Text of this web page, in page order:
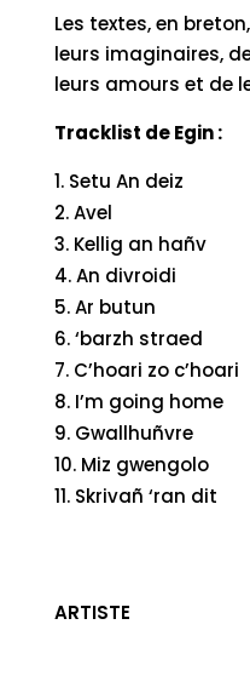
Les textes, en
leurs imaginaires,
leurs amours et de
Tracklist de Egin :
Setu An deiz
Avel
Kellig an hañv
An divroidi
Ar butun
‘barzh straed
C’hoari zo c’hoari
I’m going home
Gwallhuñvre
Miz gwengolo
Skrivañ ‘ran dit
ARTISTE